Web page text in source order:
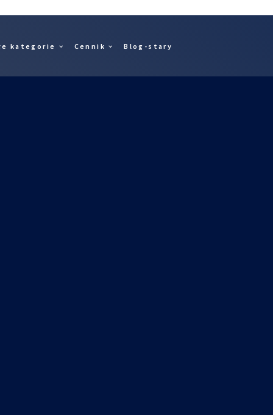
kategorie Cennik Blog-stary